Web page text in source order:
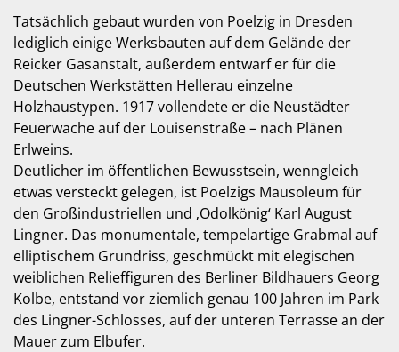
Tatsächlich gebaut wurden von Poelzig in Dresden
lediglich einige Werksbauten auf dem Gelände der
Reicker Gasanstalt, außerdem entwarf er für die
Deutschen Werkstätten Hellerau einzelne
Holzhaustypen. 1917 vollendete er die Neustädter
Feuerwache auf der Louisenstraße – nach Plänen
Erlweins.
Deutlicher im öffentlichen Bewusstsein, wenngleich
etwas versteckt gelegen, ist Poelzigs Mausoleum für
den Großindustriellen und ‚Odolkönig‘ Karl August
Lingner. Das monumentale, tempelartige Grabmal auf
elliptischem Grundriss, geschmückt mit elegischen
weiblichen Relieffiguren des Berliner Bildhauers Georg
Kolbe, entstand vor ziemlich genau 100 Jahren im Park
des Lingner-Schlosses, auf der unteren Terrasse an der
Mauer zum Elbufer.